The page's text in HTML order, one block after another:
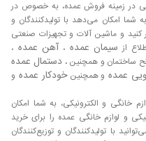
کشورهای دیگر، کارگاه
صادرات قالب رزین به راه
تهران می‌باشد که
رزین در بازار تهران به
رزین اپوکسی و قالب رزین
در بازار تهران از قیمت
در زمینه فروش عمده، به خصوص در
امکان می‌دهد با تولیدکنندگان و
کنید و ماشین آلات و تجهیزات صنعتی
از سیمان عمده ، آهن عمده ،
ساختمان و همچنین ، دستمال عمده
عمده و همچنینخودکار عمده و
خانگی و الکترونیکی، به شما امکان
و لوازم خانگی عمده را برای خرید
با تولیدکنندگان و توزیع‌کنندگان